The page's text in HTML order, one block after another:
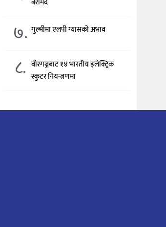
७. गुल्मीमा एलपी ग्यासको अभाव
८. वीरगञ्जबाट १४ भारतीय इलेक्ट्रिक
स्कुटर नियन्त्रणमा